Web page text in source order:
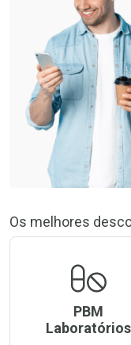
Os melhores
PBM
Laboratórios